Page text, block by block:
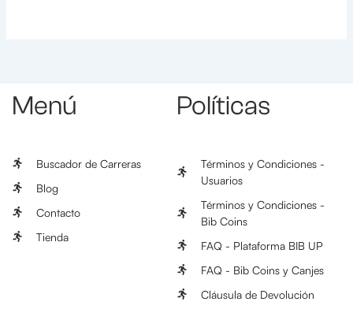
Menú
Buscador de Carreras
Blog
Contacto
Tienda
Políticas
Términos y Condiciones -
Usuarios
Términos y Condiciones -
Bib Coins
FAQ - Plataforma BIB UP
FAQ - Bib Coins y Canjes
Cláusula de Devolución